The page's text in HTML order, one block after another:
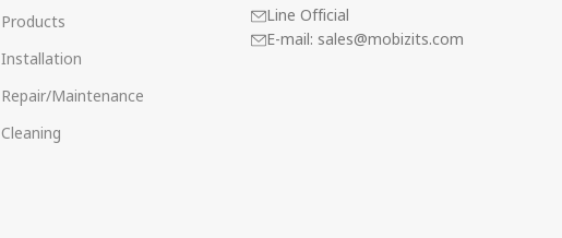
Products
Installation
Repair/Maintenance
Cleaning
Line Official
E-mail: sales@mobizits.com